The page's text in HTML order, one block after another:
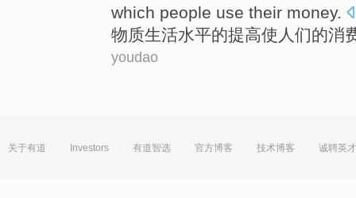
which people use their money.
物质生活水平的提高使 人们的消
youdao
关于有道 Investors 有道智选 官方博客 技术博客 诚聘英才